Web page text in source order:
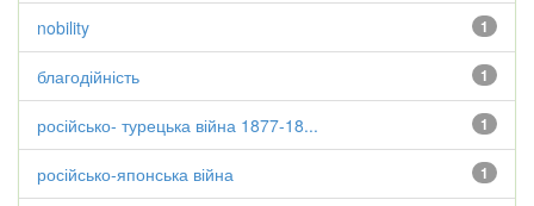
1
nobility
1
благодійність
1
російсько- турецька війна 1877-18...
1
російсько-японська війна